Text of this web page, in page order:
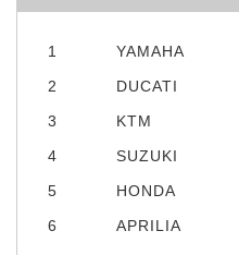
1 YAMAHA
2
DUCATI
3
KTM
4
SUZUKI
5
HONDA
6
APRILIA